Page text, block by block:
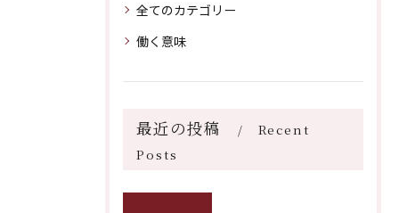
全てのカテゴリー
働く意味
最近の投稿
Recent
Posts